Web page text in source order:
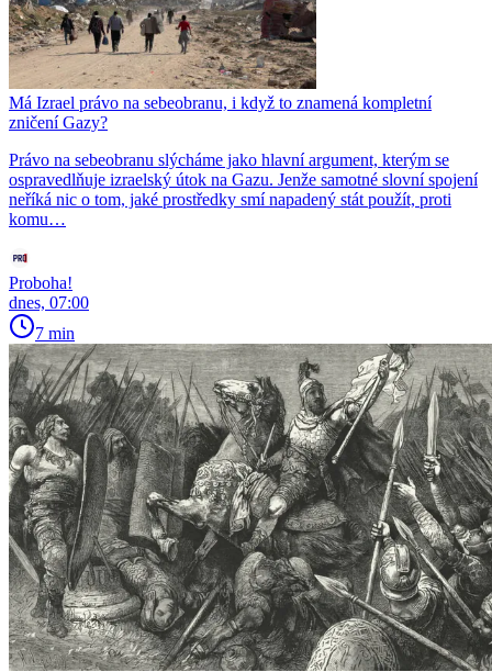
Má Izrael právo na sebeobranu, i když to znamená kompletní
zničení Gazy?
Právo na sebeobranu slýcháme jako hlavní argument, kterým se
ospravedlňuje izraelský útok na Gazu. Jenže samotné slovní spojení
neříká nic o tom, jaké prostředky smí napadený stát použít, proti
komu…
Proboha!
dnes, 07:00
7 min